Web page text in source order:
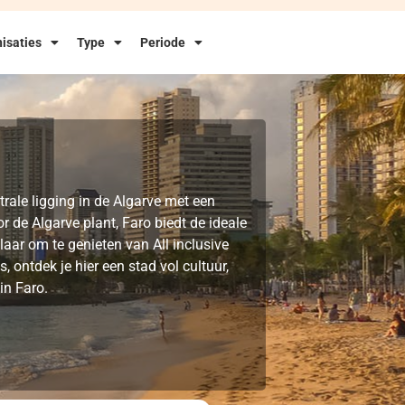
Type Periode
ligging in de Algarve met een
de Algarve plant, Faro biedt de ideale
om te genieten van All inclusive
ontdek je hier een stad vol cultuur,
Faro.